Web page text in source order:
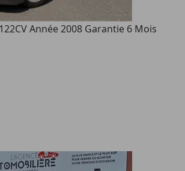
Année 2008 Garantie 6 Mois